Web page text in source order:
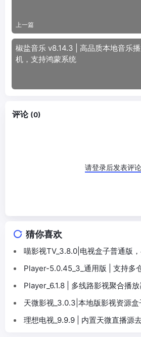
上一篇
椒盐音乐 v8.14.3 | 高品质本地音乐
机，支持鸿蒙系统
评论 (0)
请登录后发表评论
猜你喜欢
喵影视TV_3.8.0|电视盒子普通版
Player-5.0.45_3_通用版 | 支持多
Player_6.1.8 | 多线路影视聚合播
天微影视_3.0.3|本地版影视资源
理想电视_9.9.9 | 内置天微直播源